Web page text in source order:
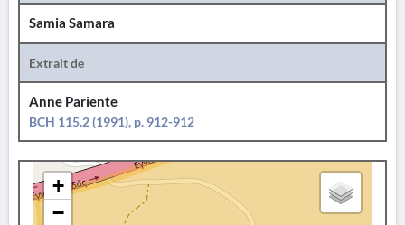
Samia Samara
Extrait de
Anne Pariente
BCH 115.2 (1991), p. 912-912
+
−